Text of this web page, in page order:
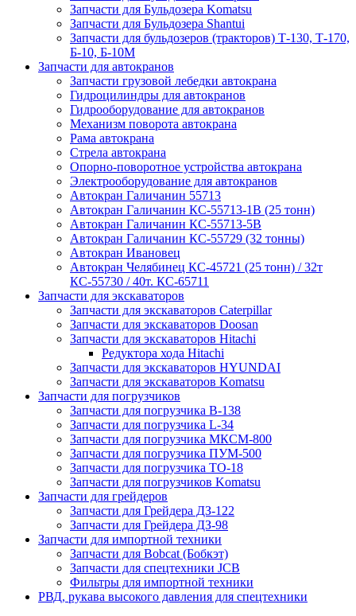
Запчасти для Бульдозера Komatsu
Запчасти для Бульдозера Shantui
Запчасти для бульдозеров (тракторов) Т-130, Т-170,
Б-10, Б-10М
Запчасти для автокранов
Запчасти грузовой лебедки автокрана
Гидроцилиндры для автокранов
Гидрооборудование для автокранов
Механизм поворота автокрана
Рама автокрана
Стрела автокрана
Опорно-поворотное устройства автокрана
Электрооборудование для автокранов
Автокран Галичанин 55713
Автокран Галичанин КС-55713-1В (25 тонн)
Автокран Галичанин КС-55713-5В
Автокран Галичанин КС-55729 (32 тонны)
Автокран Ивановец
Автокран Челябинец КС-45721 (25 тонн) / 32т
КС-55730 / 40т. КС-65711
Запчасти для экскаваторов
Запчасти для экскаваторов Caterpillar
Запчасти для экскаваторов Doosan
Запчасти для экскаваторов Hitachi
Редуктора хода Hitachi
Запчасти для экскаваторов HYUNDAI
Запчасти для экскаваторов Komatsu
Запчасти для погрузчиков
Запчасти для погрузчика B-138
Запчасти для погрузчика L-34
Запчасти для погрузчика МКСМ-800
Запчасти для погрузчика ПУМ-500
Запчасти для погрузчика ТО-18
Запчасти для погрузчиков Komatsu
Запчасти для грейдеров
Запчасти для Грейдера ДЗ-122
Запчасти для Грейдера ДЗ-98
Запчасти для импортной техники
Запчасти для Bobcat (Бобкэт)
Запчасти для спецтехники JCB
Фильтры для импортной техники
РВД, рукава высокого давления для спецтехники